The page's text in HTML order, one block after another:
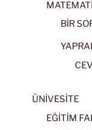
BİR
ÜNİVESİTE
EĞİTİM